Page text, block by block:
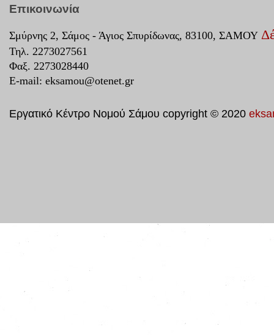
Επικοινωνία
Σμύρνης 2, Σάμος - Άγιος Σπυρίδωνας, 83100, ΣΑΜΟΥ
Τηλ. 2273027561
Φαξ. 2273028440
E-mail: eksamou@otenet.gr
Εργατικό Κέντρο Νομού Σάμου copyright © 2020